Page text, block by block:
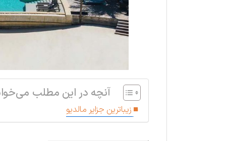
آنچه در این مطلب
زیباترین جزایر مالدیو